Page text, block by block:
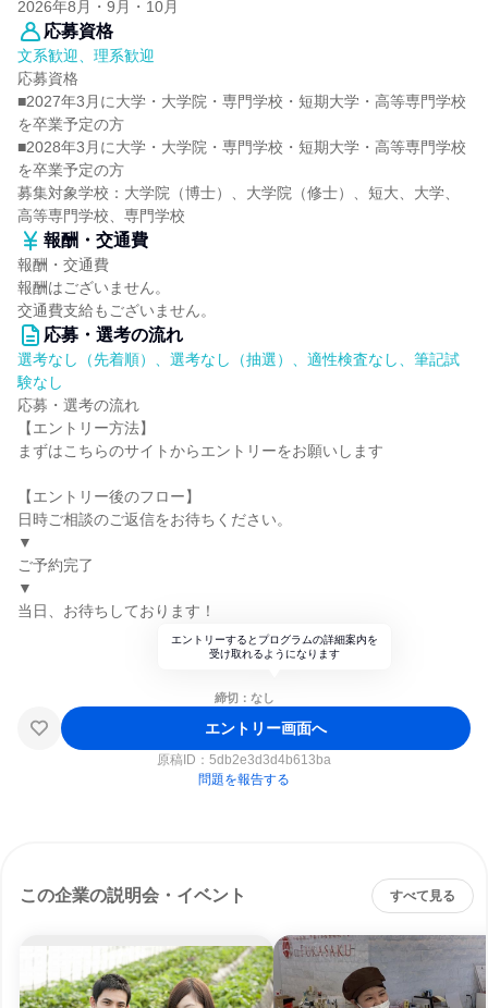
2026年8月・9月・10月
応募資格
文系歓迎、理系歓迎
応募資格
■2027年3月に大学・大学院・専門学校・短期大学・高等専門学校
を卒業予定の方
■2028年3月に大学・大学院・専門学校・短期大学・高等専門学校
を卒業予定の方
募集対象学校：大学院（博士）、大学院（修士）、短大、大学、
高等専門学校、専門学校
報酬・交通費
報酬・交通費
報酬はございません。
交通費支給もございません。
応募・選考の流れ
選考なし（先着順）、選考なし（抽選）、適性検査なし、筆記試
験なし
応募・選考の流れ
【エントリー方法】
まずはこちらのサイトからエントリーをお願いします
【エントリー後のフロー】
日時ご相談のご返信をお待ちください。
▼
ご予約完了
▼
当日、お待ちしております！
エントリーするとプログラムの詳細案内を
受け取れるようになります
締切：なし
エントリー画面へ
原稿ID： 5db2e3d3d4b613ba
問題を報告する
この企業の説明会・イベント すべて見る